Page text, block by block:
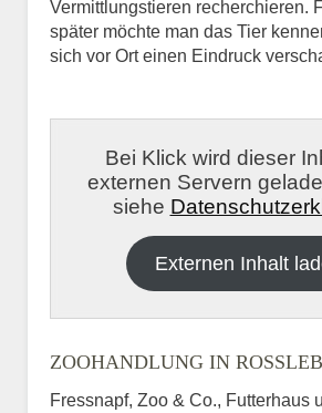
Vermittlungstieren recherchieren.
später möchte man das Tier
sich vor Ort einen Eindruck
Bei Klick wird dieser
externen Servern
siehe
Externen Inhalt
ZOOHANDLUNG IN
Fressnapf, Zoo & Co., Futterhaus